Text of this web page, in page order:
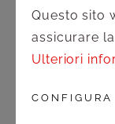
Diritto di
Contatto
Questo sito
assicurare
Ulteriori
CONFIGURA